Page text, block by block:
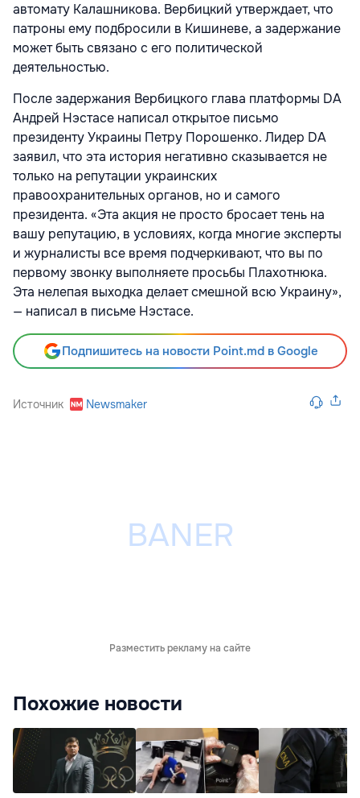
автомату Калашникова. Вербицкий утверждает, что
патроны ему подбросили в Кишиневе, а задержание
может быть связано с его политической
деятельностью.
После задержания Вербицкого глава платформы DA
Андрей Нэстасе написал открытое письмо
президенту Украины Петру Порошенко. Лидер DA
заявил, что эта история негативно сказывается не
только на репутации украинских
правоохранительных органов, но и самого
президента. «Эта акция не просто бросает тень на
вашу репутацию, в условиях, когда многие эксперты
и журналисты все время подчеркивают, что вы по
первому звонку выполняете просьбы Плахотнюка.
Эта нелепая выходка делает смешной всю Украину»,
— написал в письме Нэстасе.
Подпишитесь на новости Point.md в Google
Источник Newsmaker
Разместить рекламу на сайте
Похожие новости